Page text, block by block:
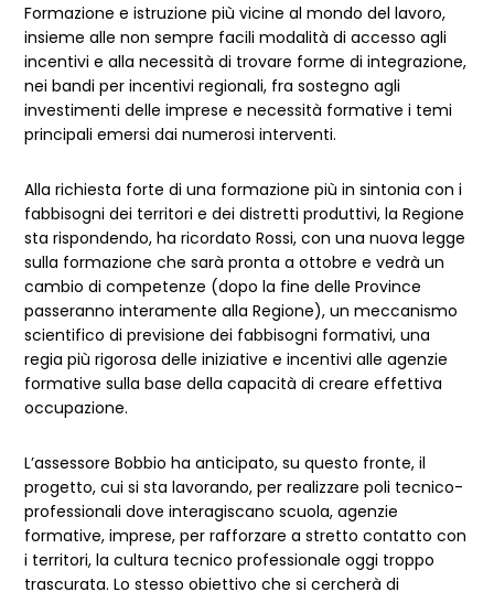
Formazione e istruzione più vicine al mondo del lavoro,
insieme alle non sempre facili modalità di accesso agli
incentivi e alla necessità di trovare forme di integrazione,
nei bandi per incentivi regionali, fra sostegno agli
investimenti delle imprese e necessità formative i temi
principali emersi dai numerosi interventi.
Alla richiesta forte di una formazione più in sintonia con i
fabbisogni dei territori e dei distretti produttivi, la Regione
sta rispondendo, ha ricordato Rossi, con una nuova legge
sulla formazione che sarà pronta a ottobre e vedrà un
cambio di competenze (dopo la fine delle Province
passeranno interamente alla Regione), un meccanismo
scientifico di previsione dei fabbisogni formativi, una
regia più rigorosa delle iniziative e incentivi alle agenzie
formative sulla base della capacità di creare effettiva
occupazione.
L’assessore Bobbio ha anticipato, su questo fronte, il
progetto, cui si sta lavorando, per realizzare poli tecnico-
professionali dove interagiscano scuola, agenzie
formative, imprese, per rafforzare a stretto contatto con
i territori, la cultura tecnico professionale oggi troppo
trascurata. Lo stesso obiettivo che si cercherà di